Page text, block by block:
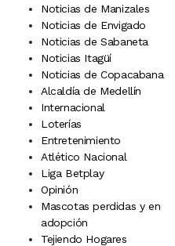
Noticias de Manizales
Noticias de Envigado
Noticias de Sabaneta
Noticias Itagüí
Noticias de Copacabana
Alcaldía de Medellín
Internacional
Loterías
Entretenimiento
Atlético Nacional
Liga Betplay
Opinión
Mascotas perdidas y en
adopción
Tejiendo Hogares